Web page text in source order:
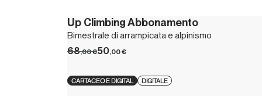
Up Climbing Abbonamento
Bimestrale di arrampicata e alpinismo
68,00€50,00€
CARTACEO E DIGITAL DIGITALE